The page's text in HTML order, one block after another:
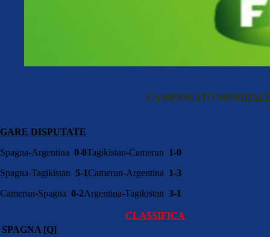
CAMPIONATO
GARE DISPUTATE
Spagna-Argentina 0-0Tagikistan-Camerun 1-0
Spagna-Tagikistan 5-1Camerun-Argentina 1-3
Camerun-Spagna 0-2Argentina-Tagikistan 3-1
CLASSIFICA
SPAGNA [Q]